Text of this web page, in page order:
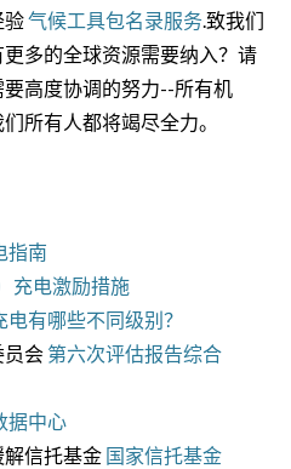
验气候工具包名录服务.致我们
多的全球资源需要纳入？请
高度协调的努力--所有机
所有人都将竭尽全力。
指南
充电激励措施
电有哪些不同级别？
员会 第六次评估报告综合
据中心
信托基金 国家信托基金